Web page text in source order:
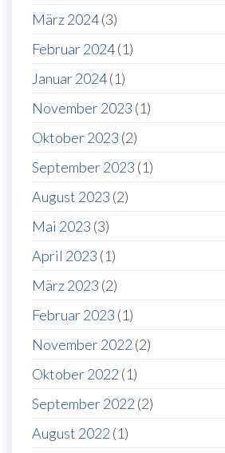
März 2024(3)
Februar 2024(1)
Januar 2024(1)
November 2023 (1)
Oktober 2023 (2)
September 2023 (1)
August 2023 (2)
Mai 2023 (3)
April 2023 (1)
März 2023 (2)
Februar 2023 (1)
November 2022 (2)
Oktober 2022 (1)
September 2022 (2)
August 2022 (1)